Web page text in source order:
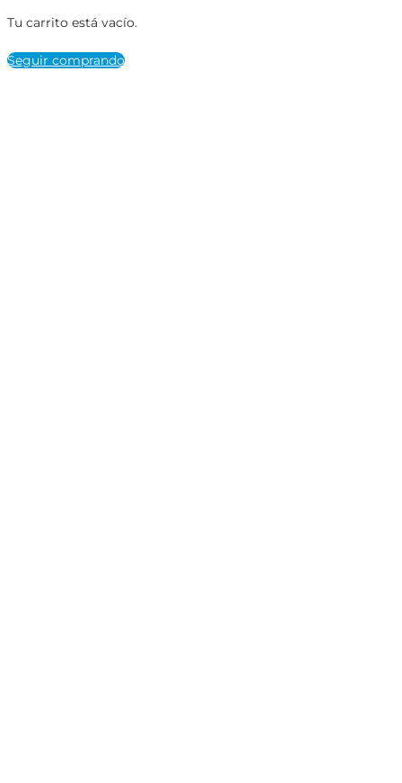
Tu carrito está vacío.
Seguir comprando